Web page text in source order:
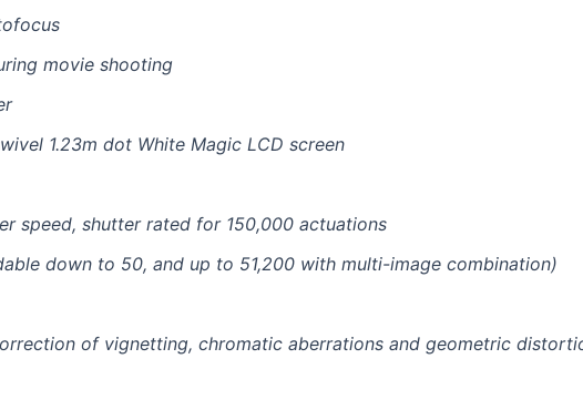
movie shooting
1.23m dot White Magic LCD screen
speed, shutter rated for 150,000 actuations
down to 50, and up to 51,200 with multi-image combination)
of vignetting, chromatic aberrations and geometric